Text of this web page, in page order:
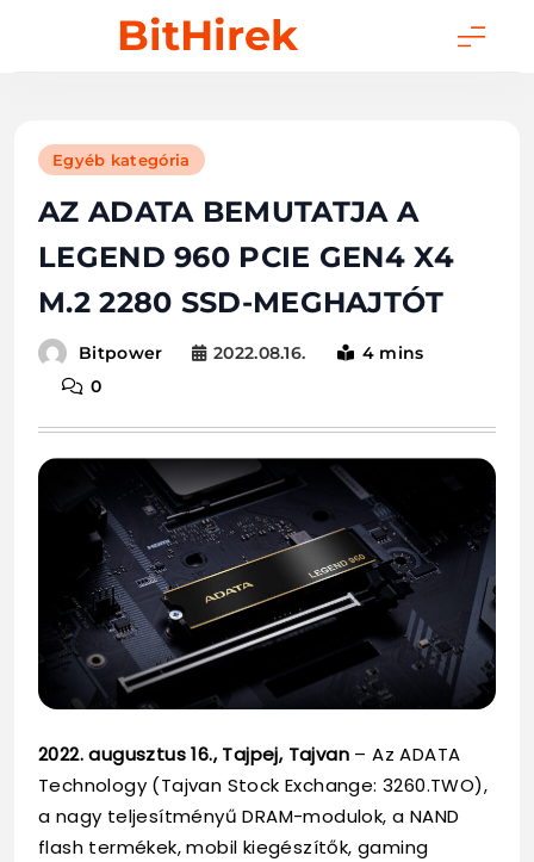
BitHirek
Egyéb kategória
AZ ADATA BEMUTATJA A
LEGEND 960 PCIE GEN4 X4
M.2 2280 SSD-MEGHAJTÓT
Bitpower 2022.08.16.
4 mins
0
2022. augusztus 16., Tajpej, Tajvan – Az ADATA
Technology (Tajvan Stock Exchange: 3260.TWO),
a nagy teljesítményű DRAM-modulok, a NAND
flash termékek, mobil kiegészítők, gaming